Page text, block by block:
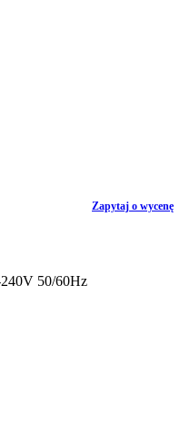
Zapytaj o wycenę
50/60Hz